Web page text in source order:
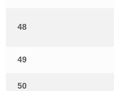
48
49
50